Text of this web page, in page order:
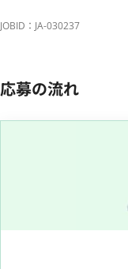
JOBID：JA-030237
応募の流れ